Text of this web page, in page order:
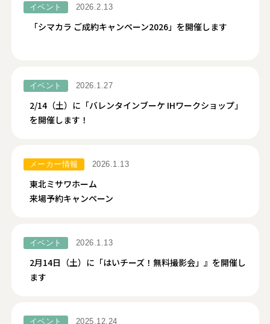
イベント 2026.2.13
「シマカラ ご成約キャンペーン2026」を開催します
イベント 2026.1.27
2/14（土）に「バレンタインブーケ IHワークショップ」
を開催します！
メーカー情報 2026.1.13
東北ミサワホーム
来場予約キャンペーン
イベント 2026.1.13
2月14日（土）に「はいチーズ！無料撮影会」』を開催し
ます
イベント 2025.12.24